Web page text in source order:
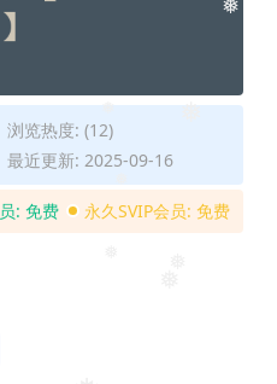
❅
❅
浏览热度: (12)
最近更新: 2025-09-16
: 免费 永久SVIP会员: 免费